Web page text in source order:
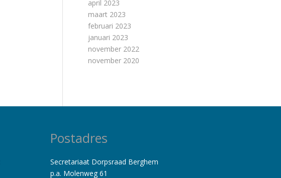
april 2023
maart 2023
februari 2023
januari 2023
november 2022
november 2020
Postadres
Secretariaat Dorpsraad Berghem
p.a. Molenweg 61